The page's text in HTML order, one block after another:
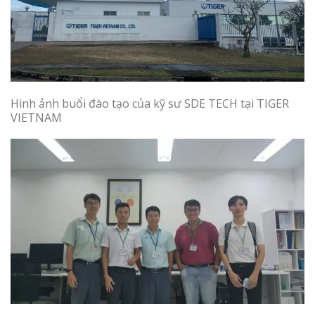
Hình ảnh buổi đào tạo của kỹ sư SDE TECH tại TIGER
VIETNAM